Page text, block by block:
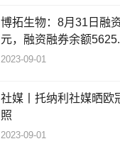
博拓生物：8月31日融
元，融资融券余额
2023-09-01
社媒丨托纳利社媒晒欧
照
2023-09-01